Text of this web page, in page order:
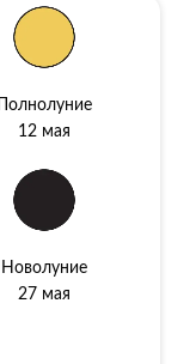
Полнолуние
12 мая
Новолуние
27 мая